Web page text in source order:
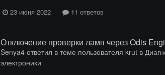
23 июня 2022
11 ответов
Отключение проверки ламп через Odis
Senya4ответил в теме пользователя krutв
электроники